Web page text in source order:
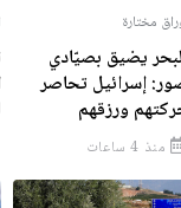
مختارة
يضيق بصيّادي
إسرائيل تحاصر
ورزقهم
منذ 4 ساعات